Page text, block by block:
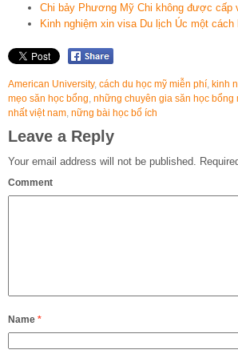
Chi bảy Phương Mỹ Chi không được cấp
Kinh nghiệm xin visa Du lịch Úc một cách
American University, cách du học mỹ miễn phí kinh
mẹo săn học bổng những chuyên gia săn học bổng
nhất việt nam nững bài học bổ ích
Leave a Reply
Your email address will not be published.
Comment
Name *